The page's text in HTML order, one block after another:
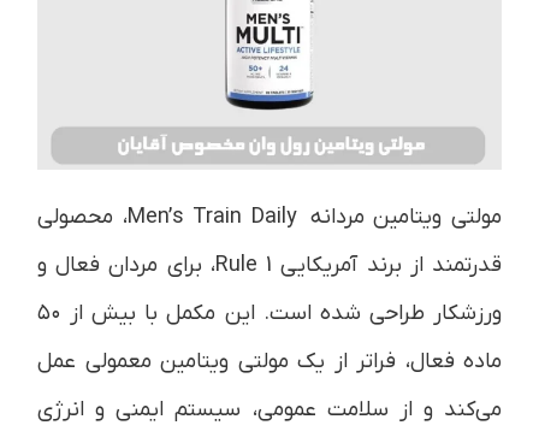
مولتی ویتامین مردانه Men’s Train Daily، محصولی
قدرتمند از برند آمریکایی Rule 1، برای مردان فعال و
ورزشکار طراحی شده است. این مکمل با بیش از ۵۰
ماده فعال، فراتر از یک مولتی ویتامین معمولی عمل
می‌کند و از سلامت عمومی، سیستم ایمنی و انرژی